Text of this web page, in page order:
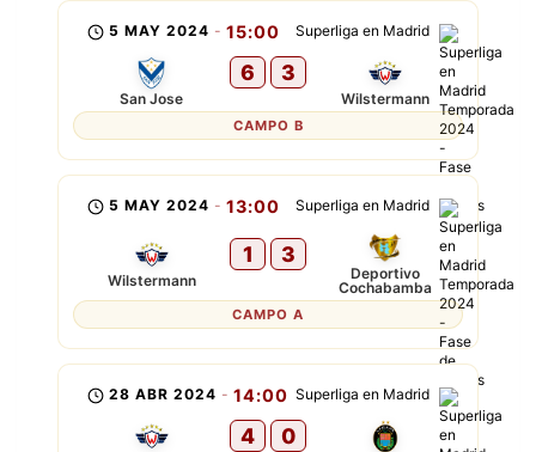
Superliga en Madrid
5 MAY 2024 - 15:00
San Jose
6 3
Wilstermann
CAMPO B
Superliga en Madrid
5 MAY 2024 - 13:00
Wilstermann
1 3
Deportivo
Cochabamba
CAMPO A
Superliga en Madrid
28 ABR 2024 - 14:00
4 0